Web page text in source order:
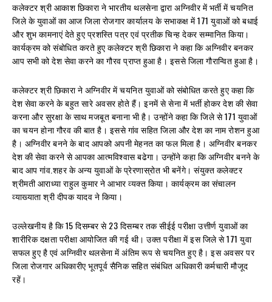
कलेक्टर श्री आकाश छिकारा ने भारतीय थलसेना द्वारा अग्निवीर में भर्ती में चयनित
जिले के युवाओं का आज जिला रोजगार कार्यालय के सभाकक्ष में 171 युवाओं को बधाई
और शुभ कामनाएं देते हुए प्रशस्ति पत्र एवं प्रतीक चिन्ह देकर सम्मानित किया।
कार्यक्रम को संबोधित करते हुए कलेक्टर श्री छिकारा ने कहा कि अग्निवीर बनकर
आप सभी को देश सेवा करने का गौरव प्राप्त हुआ है। इससे जिला गौरान्वित हुआ है।
कलेक्टर श्री छिकारा ने अग्निवीर में चयनित युवाओं को संबोधित करते हुए कहा कि
देश सेवा करने के बहुत सारे अवसर होते हैं। इनमें से सेना में भर्ती होकर देश की सेवा
करना और सुरक्षा के साथ मजबूत बनाना भी है। उन्होंने कहा कि जिले से 171 युवाओं
का चयन होना गौरव की बात है। इससे गांव सहित जिला और देश का नाम रोशन हुआ
है। अग्निवीर बनने के बाद आपको अपनी मेहनत का फल मिला है। अग्निवीर बनकर
देश की सेवा करने से आपका आत्मविश्वास बढेगा। उन्होंने कहा कि अग्निवीर बनने के
बाद आप गांव.शहर के अन्य युवाओं के प्रेरणास्रोत भी बनेंगे। संयुक्त कलेक्टर
श्रीमती आराध्या राहुल कुमार ने आभार व्यक्त किया। कार्यक्रम का संचालन
व्याख्याता श्री दीपक यादव ने किया।
उल्लेखनीय है कि 15 दिसम्बर से 23 दिसम्बर तक सीईई परीक्षा उत्तीर्ण युवाओं का
शारीरिक दक्षता परीक्षा आयोजित की गई थी। उक्त परीक्षा में इस जिले से 171 युवा
सफल हुए है एवं अग्निवीर थलसेना में अंतिम रूप से चयनित हुए है। इस अवसर पर
जिला रोजगार अधिकारीए भूतपूर्व सैनिक सहित संबंधित अधिकारी कर्मचारी मौजूद
रहें।